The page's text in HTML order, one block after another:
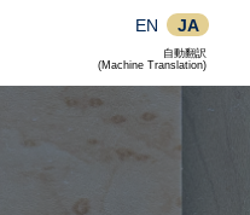
EN JA
自動翻訳
(Machine Translation)